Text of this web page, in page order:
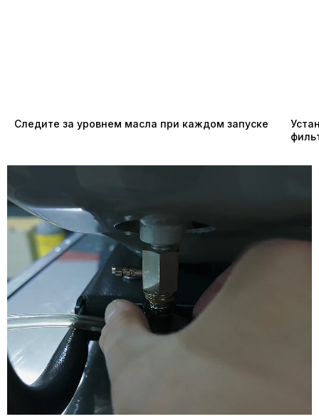
Следите за уровнем масла при каждом запуске